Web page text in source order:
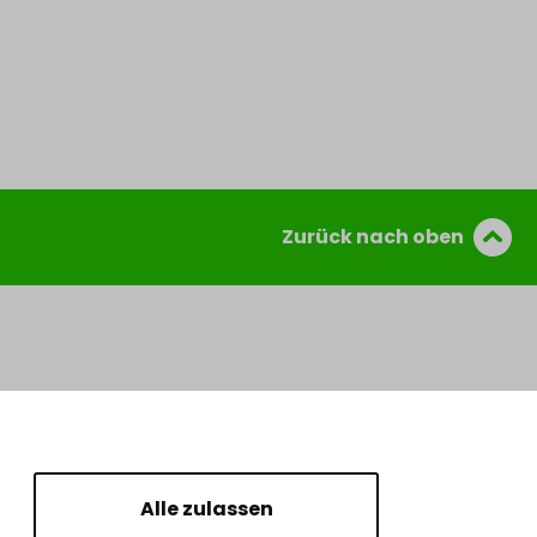
Alle zulassen
Zurück nach oben